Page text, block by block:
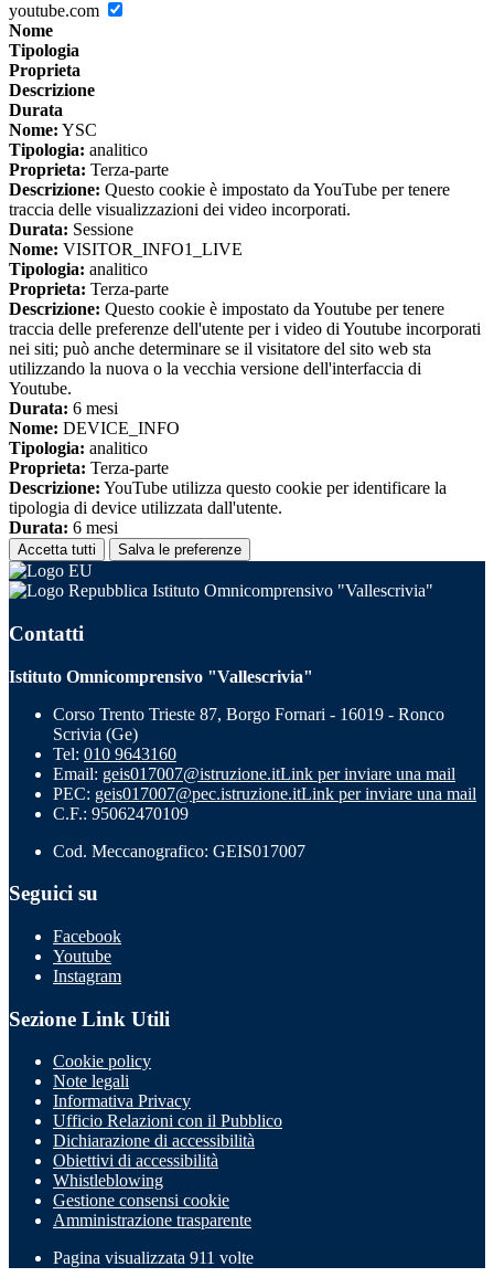
youtube.com
Nome
Tipologia
Proprieta
Descrizione
Durata
Nome: YSC
Tipologia: analitico
Proprieta: Terza-parte
Descrizione: Questo cookie è impostato da YouTube per tenere
traccia delle visualizzazioni dei video incorporati.
Durata: Sessione
Nome: VISITOR_INFO1_LIVE
Tipologia: analitico
Proprieta: Terza-parte
Descrizione: Questo cookie è impostato da Youtube per tenere
traccia delle preferenze dell'utente per i video di Youtube incorporati
nei siti; può anche determinare se il visitatore del sito web sta
utilizzando la nuova o la vecchia versione dell'interfaccia di
Youtube.
Durata: 6 mesi
Nome: DEVICE_INFO
Tipologia: analitico
Proprieta: Terza-parte
Descrizione: YouTube utilizza questo cookie per identificare la
tipologia di device utilizzata dall'utente.
Durata: 6 mesi
Accetta tutti Salva le preferenze
Istituto Omnicomprensivo "Vallescrivia"
Contatti
Istituto Omnicomprensivo "Vallescrivia"
Corso Trento Trieste 87, Borgo Fornari - 16019 - Ronco
Scrivia (Ge)
Tel: 010 9643160
Email: geis017007@istruzione.itLink per inviare una mail
PEC: geis017007@pec.istruzione.itLink per inviare una mail
C.F.: 95062470109
Cod. Meccanografico: GEIS017007
Seguici su
Facebook
Youtube
Instagram
Sezione Link Utili
Cookie policy
Note legali
Informativa Privacy
Ufficio Relazioni con il Pubblico
Dichiarazione di accessibilità
Obiettivi di accessibilità
Whistleblowing
Gestione consensi cookie
Amministrazione trasparente
Pagina visualizzata 911 volte